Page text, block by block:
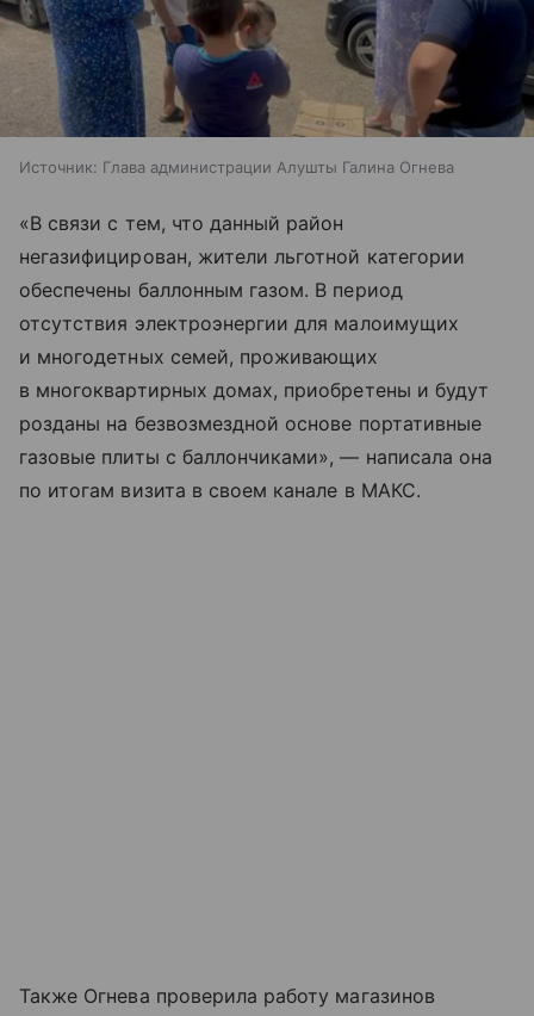
Источник: Глава администрации Алушты Галина Огнева
«В связи с тем, что данный район
негазифицирован, жители льготной категории
обеспечены баллонным газом. В период
отсутствия электроэнергии для малоимущих
и многодетных семей, проживающих
в многоквартирных домах, приобретены и будут
розданы на безвозмездной основе портативные
газовые плиты с баллончиками», — написала она
по итогам визита в своем канале в МАКС.
Также Огнева проверила работу магазинов